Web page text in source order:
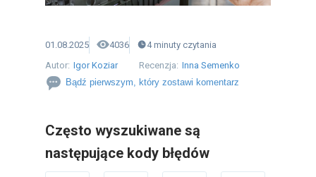
01.08.2025 4036 4 minuty czytania
Autor: Igor Koziar Recenzja: Inna Semenko
Bądź pierwszym, który zostawi komentarz
Często wyszukiwane są
następujące kody błędów